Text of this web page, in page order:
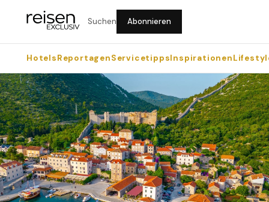
Suchen Abonnieren
HotelsReportagenServicetippsInspirationen